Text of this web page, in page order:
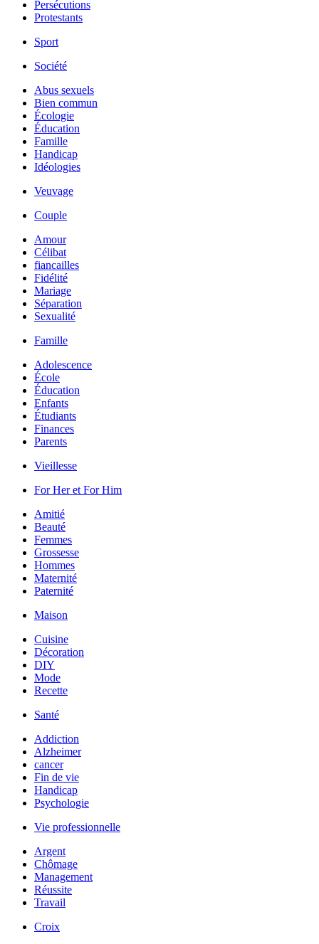
Persécutions
Protestants
Sport
Société
Abus sexuels
Bien commun
Écologie
Éducation
Famille
Handicap
Idéologies
Veuvage
Couple
Amour
Célibat
fiancailles
Fidélité
Mariage
Séparation
Sexualité
Famille
Adolescence
École
Éducation
Enfants
Étudiants
Finances
Parents
Vieillesse
For Her et For Him
Amitié
Beauté
Femmes
Grossesse
Hommes
Maternité
Paternité
Maison
Cuisine
Décoration
DIY
Mode
Recette
Santé
Addiction
Alzheimer
cancer
Fin de vie
Handicap
Psychologie
Vie professionnelle
Argent
Chômage
Management
Réussite
Travail
Croix